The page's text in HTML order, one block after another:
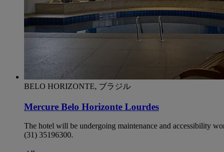
BELO HORIZONTE, ブラジル
Mercure Belo Horizonte Lourdes
The hotel will be undergoing maintenance and accessibility
(31) 35196300.